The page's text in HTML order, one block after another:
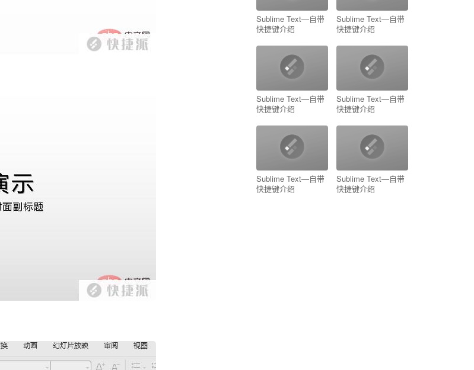
Sublime Text—自带
快捷键介绍
Sublime Text—自带
快捷键介绍
Sublime Text—自带
快捷键介绍
Sublime Text—自带
快捷键介绍
Sublime Text—自带
快捷键介绍
Sublime Text—自带
快捷键介绍